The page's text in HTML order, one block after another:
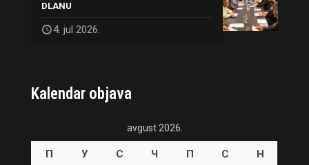
DLANU
4. jul 2026.
Kalendar objava
avgust 2026.
П У С Ч П С Н